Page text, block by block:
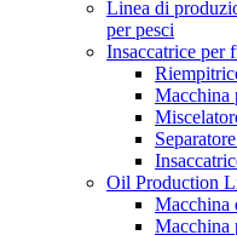
Linea di
per pesci
Insaccatrice per
Macchina
Oil Production
Macchina
Macchina